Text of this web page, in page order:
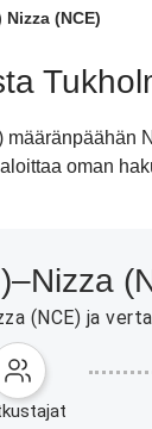
(NCE)
oman
(NCE) ja